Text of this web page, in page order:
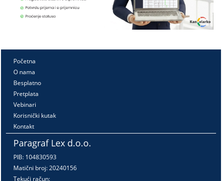
Početna
O nama
Besplatno
Pretplata
Vebinari
Korisnički kutak
Kontakt
Paragraf Lex d.o.o.
PIB: 104830593
Matični broj: 20240156
Tekući račun: